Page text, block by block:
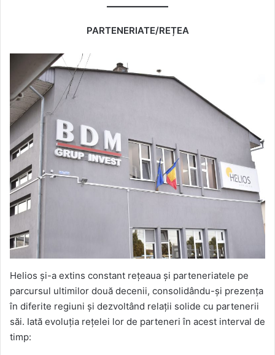
PARTENERIATE/REȚEA
Helios și-a extins constant rețeaua și parteneriatele pe
parcursul ultimilor două decenii, consolidându-și prezența
în diferite regiuni și dezvoltând relații solide cu partenerii
săi. Iată evoluția rețelei lor de parteneri în acest interval de
timp: